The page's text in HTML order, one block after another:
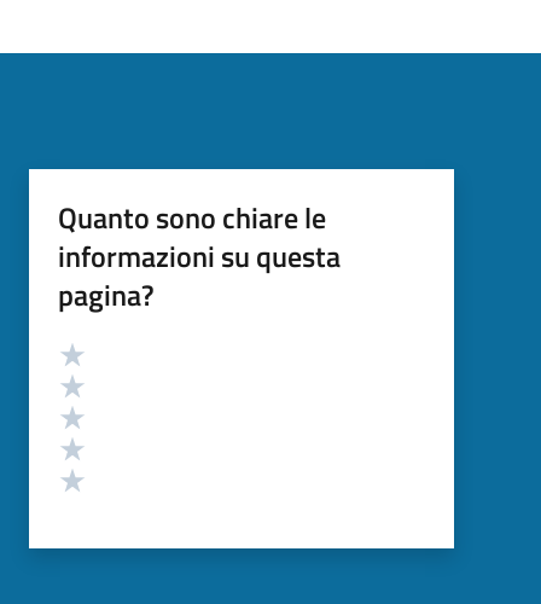
Quanto sono chiare le
informazioni su questa
pagina?
Valutazione